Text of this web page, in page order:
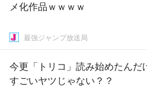
メ化作品ｗｗｗｗ
最強ジャンプ放送局
今更「トリコ」読み始めたんだ
すごいヤツじゃない？？